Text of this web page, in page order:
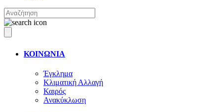
ΚΟΙΝΩΝΙΑ
Έγκλημα
Κλιματική Αλλαγή
Καιρός
Ανακύκλωση